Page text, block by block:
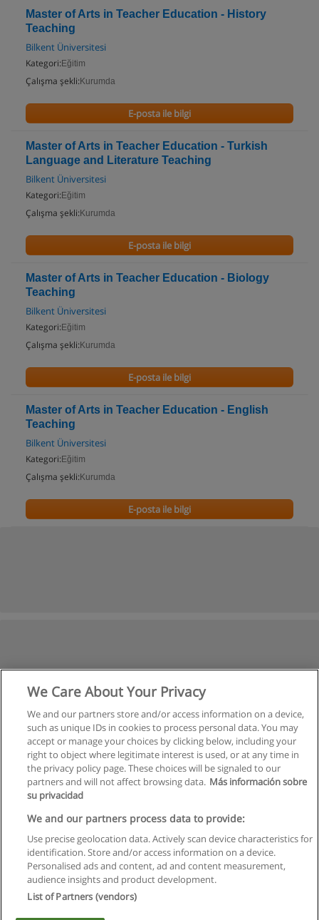
Master of Arts in Teacher Education - History
Teaching
Bilkent Üniversitesi
Kategori: Eğitim
Çalışma şekli: Kurumda
E-posta ile bilgi
Master of Arts in Teacher Education - Turkish
Language and Literature Teaching
Bilkent Üniversitesi
Kategori: Eğitim
Çalışma şekli: Kurumda
E-posta ile bilgi
Master of Arts in Teacher Education - Biology
Teaching
Bilkent Üniversitesi
Kategori: Eğitim
Çalışma şekli: Kurumda
E-posta ile bilgi
Master of Arts in Teacher Education - English
Teaching
Bilkent Üniversitesi
Kategori: Eğitim
Çalışma şekli: Kurumda
E-posta ile bilgi
Kullanım koşulları
Gizlilik politikası
We Care About Your Privacy
We and our partners store and/or access information on a device,
such as unique IDs in cookies to process personal data. You may
accept or manage your choices by clicking below, including your
right to object where legitimate interest is used, or at any time in
the privacy policy page. These choices will be signaled to our
partners and will not affect browsing data. Más información sobre
su privacidad
We and our partners process data to provide:
Use precise geolocation data. Actively scan device characteristics for
identification. Store and/or access information on a device.
Personalised ads and content, ad and content measurement,
audience insights and product development.
List of Partners (vendors)